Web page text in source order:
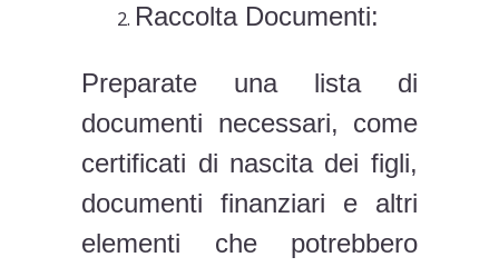
Raccolta Documenti:
Preparate una lista di
documenti necessari, come
certificati di nascita dei figli,
documenti finanziari e altri
elementi che potrebbero